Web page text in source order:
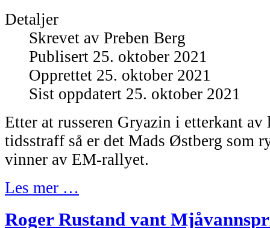
Detaljer
Skrevet av Preben Berg
Publisert 25. oktober 2021
Opprettet 25. oktober 2021
Sist oppdatert 25. oktober 2021
Etter at russeren Gryazin i etterkant
tidsstraff så er det Mads Østberg som
vinner av EM-rallyet.
Les mer …
Roger Rustand vant